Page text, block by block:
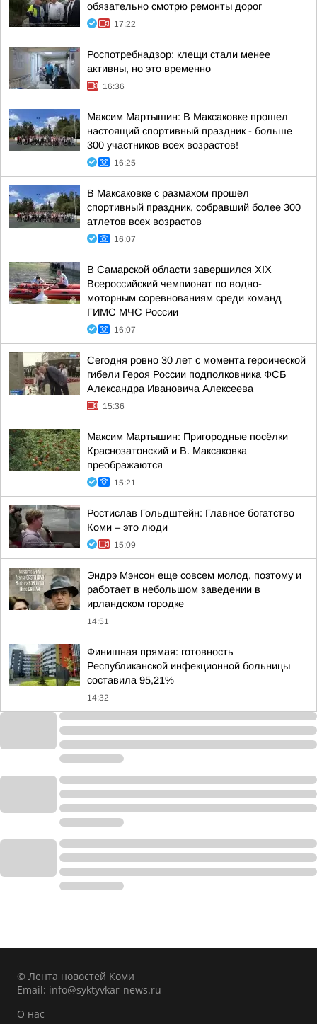
обязательно смотрю ремонты дорог
17:22
Роспотребнадзор: клещи стали менее
активны, но это временно
16:36
Максим Мартышин: В Максаковке прошел
настоящий спортивный праздник - больше
300 участников всех возрастов!
16:25
В Максаковке с размахом прошёл
спортивный праздник, собравший более 300
атлетов всех возрастов
16:07
В Самарской области завершился XIХ
Всероссийский чемпионат по водно-
моторным соревнованиям среди команд
ГИМС МЧС России
16:07
Сегодня ровно 30 лет с момента героической
гибели Героя России подполковника ФСБ
Александра Ивановича Алексеева
15:36
Максим Мартышин: Пригородные посёлки
Краснозатонский и В. Максаковка
преображаются
15:21
Ростислав Гольдштейн: Главное богатство
Коми – это люди
15:09
Эндрэ Мэнсон еще совсем молод, поэтому и
работает в небольшом заведении в
ирландском городке
14:51
Финишная прямая: готовность
Республиканской инфекционной больницы
составила 95,21%
14:32
© Лента новостей Коми
Email: info@syktyvkar-news.ru
О нас